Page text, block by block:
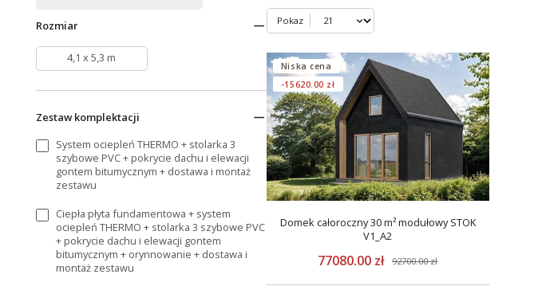
Rozmiar
4,1 x 5,3 m
Zestaw komplektacji
System ociepleń THERMO + stolarka 3
szybowe PVC + pokrycie dachu i elewacji
gontem bitumycznym + dostawa i montaż
zestawu
Ciepła płyta fundamentowa + system
ociepleń THERMO + stolarka 3 szybowe PVC
+ pokrycie dachu i elewacji gontem
bitumycznym + orynnowanie + dostawa i
montaż zestawu
Pokaz
Niska cena
-15620.00 zł
Domek całoroczny 30 m² modułowy STOK
V1_A2
77080.00 zł 92700.00 zł